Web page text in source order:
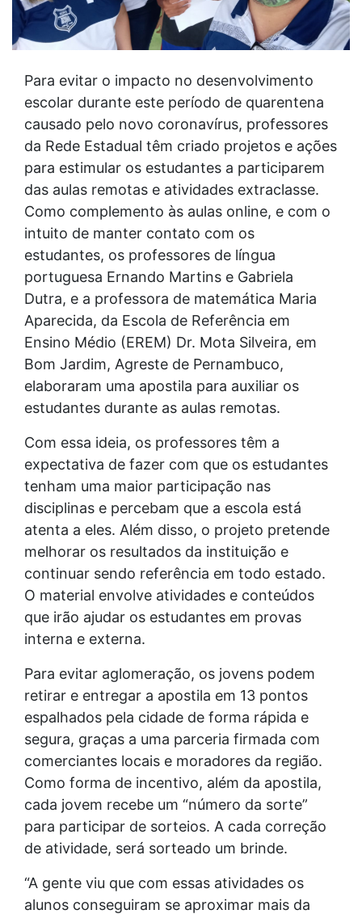
Para evitar o impacto no desenvolvimento
escolar durante este período de quarentena
causado pelo novo coronavírus, professores
da Rede Estadual têm criado projetos e ações
para estimular os estudantes a participarem
das aulas remotas e atividades extraclasse.
Como complemento às aulas online, e com o
intuito de manter contato com os
estudantes, os professores de língua
portuguesa Ernando Martins e Gabriela
Dutra, e a professora de matemática Maria
Aparecida, da Escola de Referência em
Ensino Médio (EREM) Dr. Mota Silveira, em
Bom Jardim, Agreste de Pernambuco,
elaboraram uma apostila para auxiliar os
estudantes durante as aulas remotas.
Com essa ideia, os professores têm a
expectativa de fazer com que os estudantes
tenham uma maior participação nas
disciplinas e percebam que a escola está
atenta a eles. Além disso, o projeto pretende
melhorar os resultados da instituição e
continuar sendo referência em todo estado.
O material envolve atividades e conteúdos
que irão ajudar os estudantes em provas
interna e externa.
Para evitar aglomeração, os jovens podem
retirar e entregar a apostila em 13 pontos
espalhados pela cidade de forma rápida e
segura, graças a uma parceria firmada com
comerciantes locais e moradores da região.
Como forma de incentivo, além da apostila,
cada jovem recebe um “número da sorte”
para participar de sorteios. A cada correção
de atividade, será sorteado um brinde.
“A gente viu que com essas atividades os
alunos conseguiram se aproximar mais da